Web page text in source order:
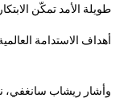
طويلة الأمد تمكّن
أهداف الاستدامة
وأشار ريشاب سانغفي،